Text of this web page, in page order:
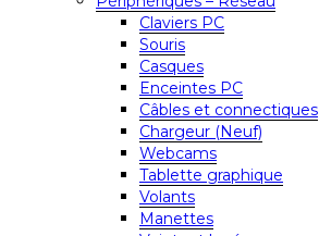
Claviers PC
Souris
Casques
Enceintes PC
Câbles et connectiques
Chargeur (Neuf)
Webcams
Tablette graphique
Volants
Manettes